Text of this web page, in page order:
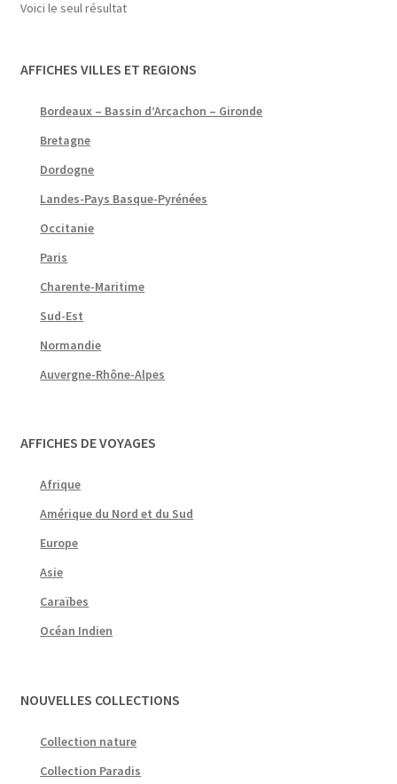
Voici le seul résultat
AFFICHES VILLES ET REGIONS
Bordeaux – Bassin d’Arcachon – Gironde
Bretagne
Dordogne
Landes-Pays Basque-Pyrénées
Occitanie
Paris
Charente-Maritime
Sud-Est
Normandie
Auvergne-Rhône-Alpes
AFFICHES DE VOYAGES
Afrique
Amérique du Nord et du Sud
Europe
Asie
Caraïbes
Océan Indien
NOUVELLES COLLECTIONS
Collection nature
Collection Paradis